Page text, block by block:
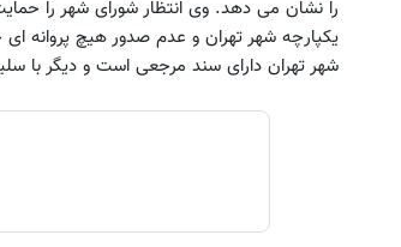
را نشان می دهد. وی انتظار شورای شهر را
یکپارچه شهر تهران و عدم صدور هیچ پروانه
شهر تهران دارای سند مرجعی است و دیگر با